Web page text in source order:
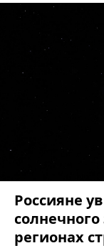
Россияне
регионах